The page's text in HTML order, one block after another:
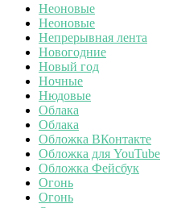
Неоновые
Неоновые
Непрерывная лента
Новогодние
Новый год
Ночные
Нюдовые
Облака
Облака
Обложка ВКонтакте
Обложка для YouTube
Обложка Фейсбук
Огонь
Огонь